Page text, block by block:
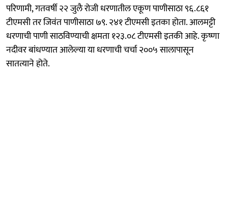
परिणामी, गतवर्षी २२ जुलै रोजी धरणातील एकूण पाणीसाठा ९६.८६१
टीएमसी तर जिवंत पाणीसाठा ७९. २४१ टीएमसी इतका होता. आलमट्टी
धरणाची पाणी साठविण्याची क्षमता १२३.०८ टीएमसी इतकी आहे. कृष्णा
नदीवर बांधण्यात आलेल्या या धरणाची चर्चा २००५ सालापासून
सातत्याने होते.